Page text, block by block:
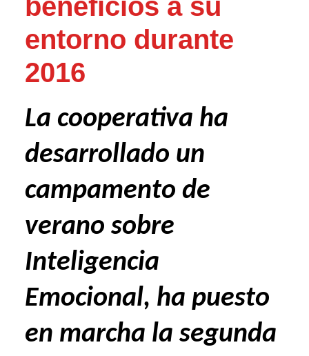
beneficios a su
entorno durante
2016
La cooperativa ha
desarrollado un
campamento de
verano sobre
Inteligencia
Emocional, ha puesto
en marcha la segunda